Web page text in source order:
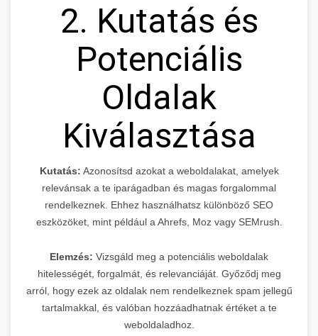
2. Kutatás és
Potenciális
Oldalak
Kiválasztása
Kutatás: Azonosítsd azokat a weboldalakat, amelyek
relevánsak a te iparágadban és magas forgalommal
rendelkeznek. Ehhez használhatsz különböző SEO
eszközöket, mint például a Ahrefs, Moz vagy SEMrush.
Elemzés: Vizsgáld meg a potenciális weboldalak
hitelességét, forgalmát, és relevanciáját. Győződj meg
arról, hogy ezek az oldalak nem rendelkeznek spam jellegű
tartalmakkal, és valóban hozzáadhatnak értéket a te
weboldaladhoz.